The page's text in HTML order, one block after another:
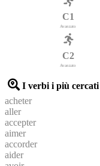
C1
Avanzato
C2
Avanzato
I verbi i più cercati
acheter
aller
accepter
aimer
accorder
aider